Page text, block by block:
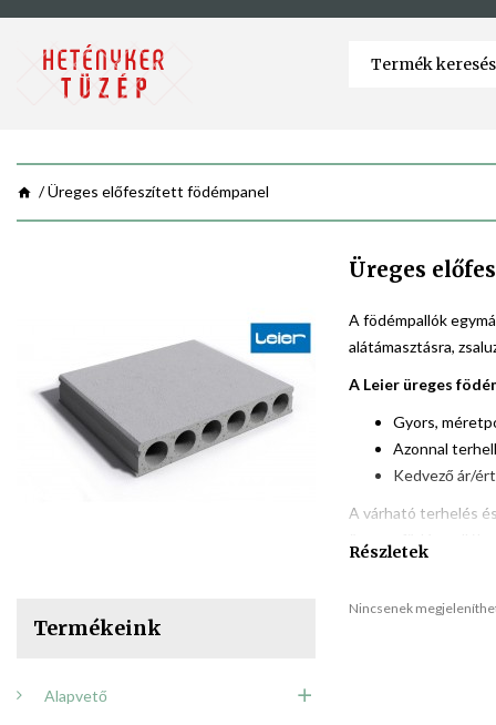
Üreges előfeszített födémpanel
Üreges
A födémpallók
alátámasztásra,
A Leier üreges
Gyors,
Azonnal
Kedvező ár/
A várható terhelés
üreges
nyomószilárdsági
Részletek
Termékeink
Alapvető
Nincsenek